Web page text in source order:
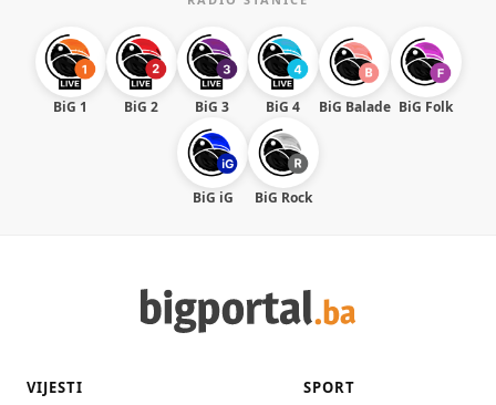
BiG 1 BiG 2 BiG 3 BiG 4 BiG Balade BiG Folk
BiG iG BiG Rock
VIJESTI SPORT